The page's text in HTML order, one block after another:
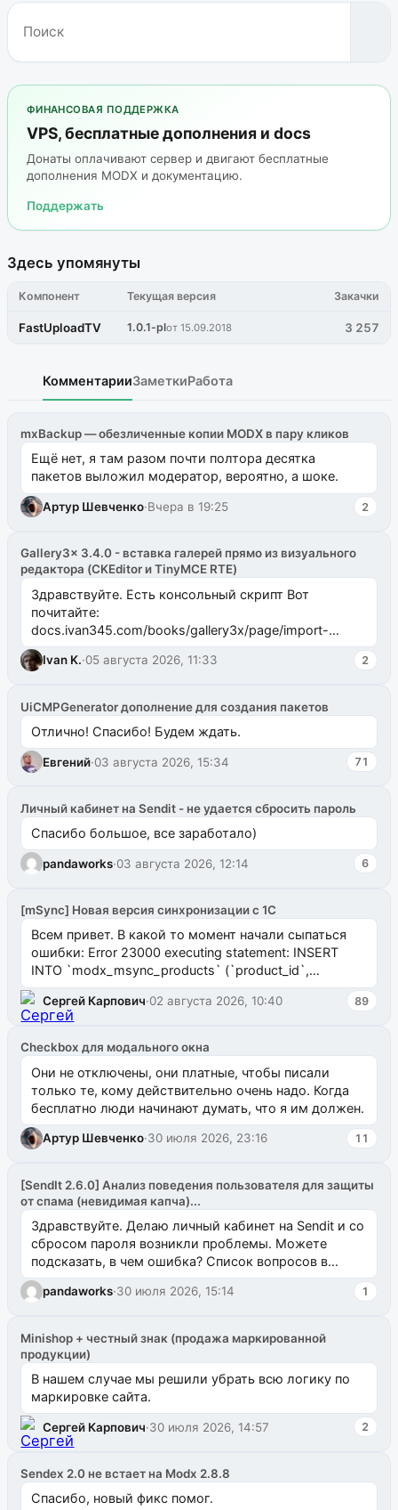
ФИНАНСОВАЯ ПОДДЕРЖКА
VPS, бесплатные дополнения и docs
Донаты оплачивают сервер и двигают бесплатные
дополнения MODX и документацию.
Поддержать
Здесь упомянуты
Компонент Текущая версия Закачки
FastUploadTV 1.0.1-plот 15.09.2018 3 257
КомментарииЗаметкиРабота
mxBackup — обезличенные копии MODX в пару кликов
Ещё нет, я там разом почти полтора десятка
пакетов выложил модератор, вероятно, а шоке.
Артур Шевченко·Вчера в 19:25 2
Gallery3x 3.4.0 - вставка галерей прямо из визуального
редактора (CKEditor и TinyMCE RTE)
Здравствуйте. Есть консольный скрипт Вот
почитайте:
docs.ivan345.com/books/gallery3x/page/import-
ms2galleryphp
Ivan K.·05 августа 2026, 11:33 2
UiCMPGenerator дополнение для создания пакетов
Отлично! Спасибо! Будем ждать.
Евгений·03 августа 2026, 15:34 71
Личный кабинет на Sendit - не удается сбросить пароль
Спасибо большое, все заработало)
pandaworks·03 августа 2026, 12:14 6
[mSync] Новая версия синхронизации с 1С
Всем привет. В какой то момент начали сыпаться
ошибки: Error 23000 executing statement: INSERT
INTO `modx_msync_products` (`product_id`,
`uuid_1c`) VALUES ...
Сергей Карпович·02 августа 2026, 10:40 89
Checkbox для модального окна
Они не отключены, они платные, чтобы писали
только те, кому действительно очень надо. Когда
бесплатно люди начинают думать, что я им должен.
Артур Шевченко·30 июля 2026, 23:16 11
[SendIt 2.6.0] Анализ поведения пользователя для защиты
от спама (невидимая капча)...
Здравствуйте. Делаю личный кабинет на Sendit и со
сбросом пароля возникли проблемы. Можете
подсказать, в чем ошибка? Список вопросов в
одноименном разделе на modx.pro пока пуст, и,...
pandaworks·30 июля 2026, 15:14 1
Minishop + честный знак (продажа маркированной
продукции)
В нашем случае мы решили убрать всю логику по
маркировке сайта.
Сергей Карпович·30 июля 2026, 14:57 2
Sendex 2.0 не встает на Modx 2.8.8
Спасибо, новый фикс помог.